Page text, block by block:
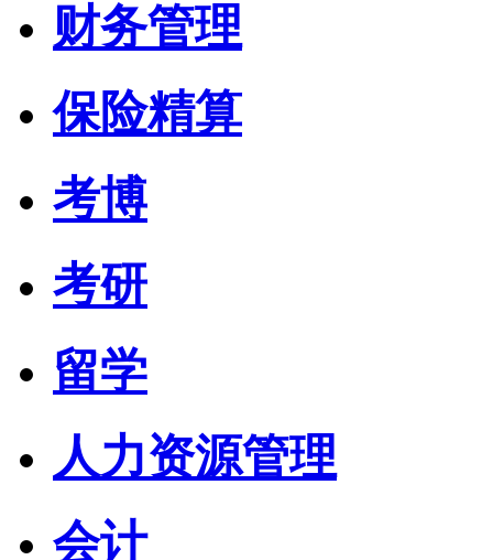
财务管理
保险精算
考博
考研
留学
人力资源管理
会计